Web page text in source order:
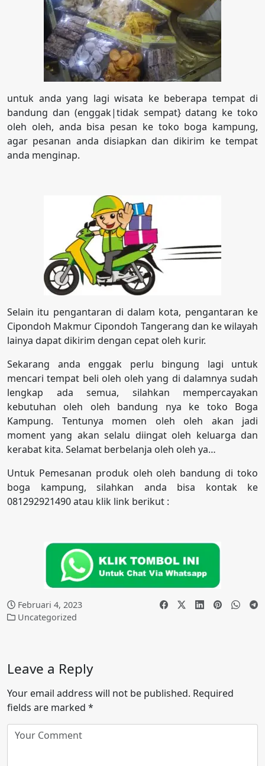
untuk anda yang lagi wisata ke beberapa tempat di
bandung dan (enggak|tidak sempat} datang ke toko
oleh oleh, anda bisa pesan ke toko boga kampung,
agar pesanan anda disiapkan dan dikirim ke tempat
anda menginap.
Selain itu pengantaran di dalam kota, pengantaran ke
Cipondoh Makmur Cipondoh Tangerang dan ke wilayah
lainya dapat dikirim dengan cepat oleh kurir.
Sekarang anda enggak perlu bingung lagi untuk
mencari tempat beli oleh oleh yang di dalamnya sudah
lengkap ada semua, silahkan mempercayakan
kebutuhan oleh oleh bandung nya ke toko Boga
Kampung. Tentunya momen oleh oleh akan jadi
moment yang akan selalu diingat oleh keluarga dan
kerabat kita. Selamat berbelanja oleh oleh ya…
Untuk Pemesanan produk oleh oleh bandung di toko
boga kampung, silahkan anda bisa kontak ke
081292921490 atau klik link berikut :
Februari 4, 2023
Uncategorized
Leave a Reply
Your email address will not be published. Required
fields are marked *